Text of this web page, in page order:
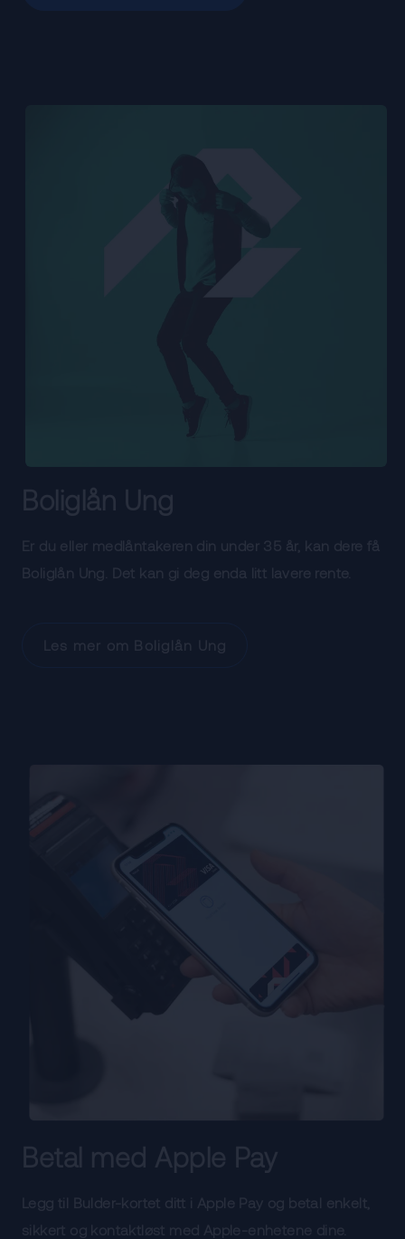
Boliglån Ung
Er du eller medlåntakeren din under 35 år, kan dere få
Boliglån Ung. Det kan gi deg enda litt lavere rente.
Les mer om Boliglån Ung
Betal med Apple Pay
Legg til Bulder-kortet ditt i Apple Pay og betal enkelt,
sikkert og kontaktløst med Apple-enhetene dine.